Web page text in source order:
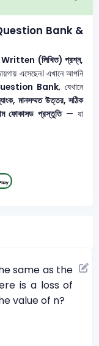
Bank &
(লিখিত) প্রশ্ন,
এসেছেন। এখানে আপনি
Bank, যেখানে
মানসম্মত উত্তর, সঠিক
ফোকাসড প্রস্তুতি— যা
same as the
is a loss of
value of n?